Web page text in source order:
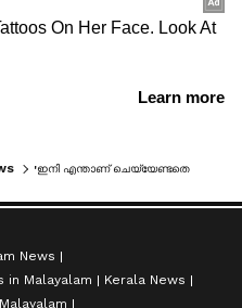
News
in Malayalam
Kerala News